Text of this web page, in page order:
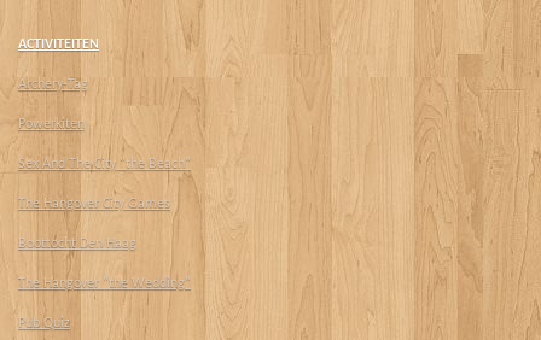
ACTIVITEITEN
Archery-Tag
Powerkiten
Sex And The City "the Beach"
The Hangover City Games
Boottocht Den Haag
The Hangover "the Wedding"
Pub Quiz